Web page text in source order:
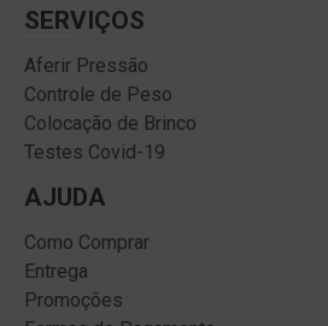
SERVIÇOS
Aferir Pressão
Controle de Peso
Colocação de Brinco
Testes Covid-19
AJUDA
Como Comprar
Entrega
Promoções